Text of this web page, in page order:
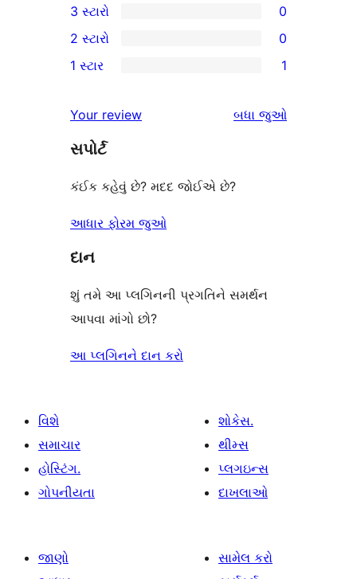
સ્ટાર
સમીક્ષાઓ
4-
સ્ટાર
સમીક્ષા
0
3-
સ્ટાર
3 સ્ટારો 0
2-
સમીક્ષાઓ
2 સ્ટારો 0
સ્ટાર
સમીક્ષા
1 સ્ટાર 1
Your review બધા સમીક્ષાઓ
જુઓ
સપોર્ટ
કંઈક કહેવું છે? મદદ જોઈએ છે?
આધાર ફોરમ જુઓ
દાન
શું તમે આ પ્લગિનની પ્રગતિને સમર્થન
આપવા માંગો છો?
આ પ્લગિનને દાન કરો
વિશે
સમાચાર
હોસ્ટિંગ.
ગોપનીયતા
શોકેસ.
થીમ્સ
પ્લગઇન્સ
દાખલાઓ
જાણો
સામેલ કરો